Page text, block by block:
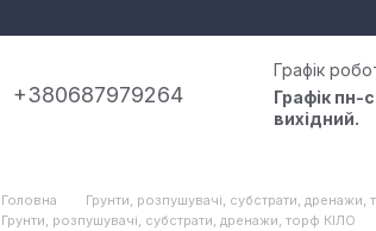
+380687979264
Графік
Графік пн-
вихідний.
Головна
Грунти, розпушувачі, субстрати, дренажи,
Грунти, розпушувачі, субстрати, дренажи, торф КІЛО